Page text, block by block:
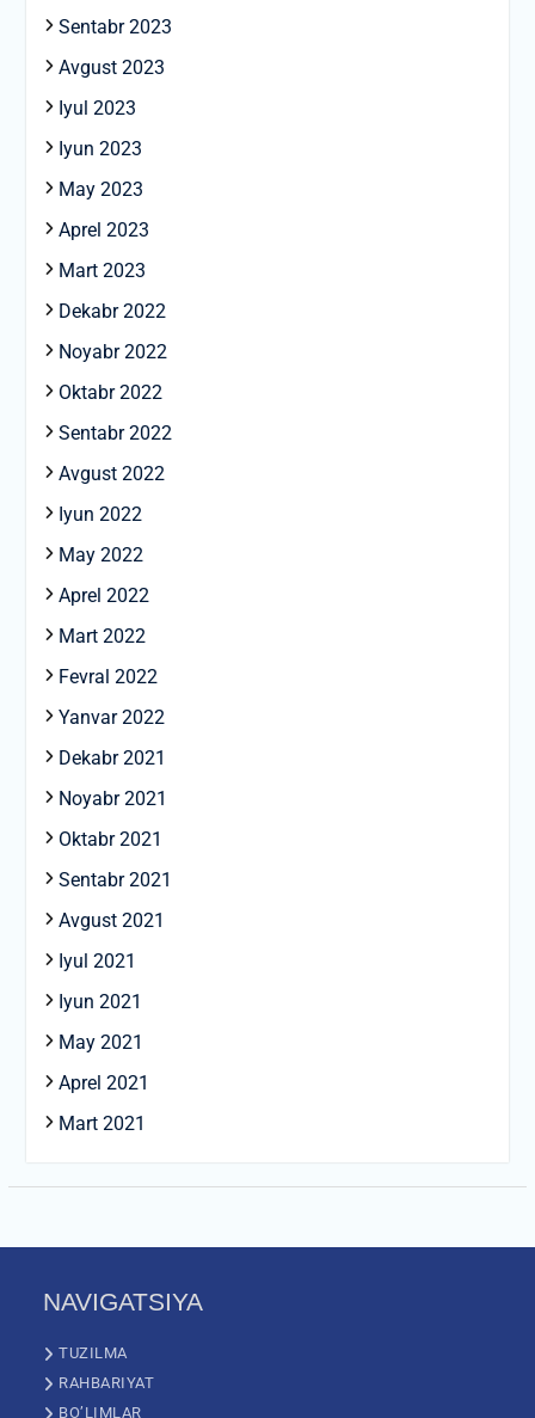
Sentabr 2023
Avgust 2023
Iyul 2023
Iyun 2023
May 2023
Aprel 2023
Mart 2023
Dekabr 2022
Noyabr 2022
Oktabr 2022
Sentabr 2022
Avgust 2022
Iyun 2022
May 2022
Aprel 2022
Mart 2022
Fevral 2022
Yanvar 2022
Dekabr 2021
Noyabr 2021
Oktabr 2021
Sentabr 2021
Avgust 2021
Iyul 2021
Iyun 2021
May 2021
Aprel 2021
Mart 2021
NAVIGATSIYA
TUZILMA
RAHBARIYAT
BO’LIMLAR